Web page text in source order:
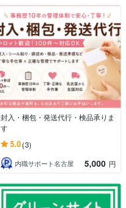
封入・梱包・発送代行・検品承りま
す
5.0(3)
内職サポート名古屋 5,000 円